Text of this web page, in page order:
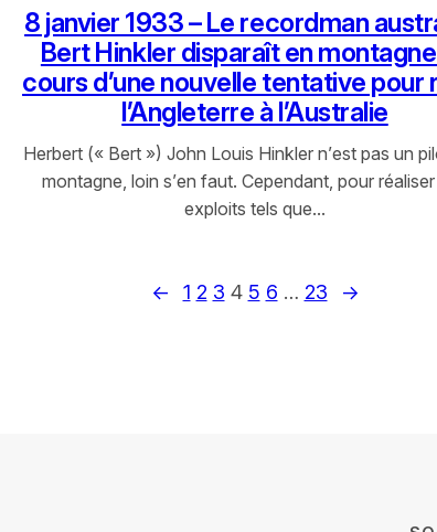
8 janvier 1933 – Le recordman
Bert Hinkler disparaît en
cours d’une nouvelle tentative pour
l’Angleterre à l’Australie
Herbert (« Bert ») John Louis Hinkler n’est pas un
montagne, loin s’en faut. Cependant, pour
exploits tels que…
← 1 2 3 4 5 6 … 23 →